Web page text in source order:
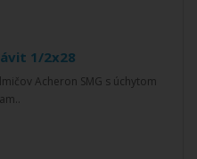
1/2x28
Acheron SMG s úchytom